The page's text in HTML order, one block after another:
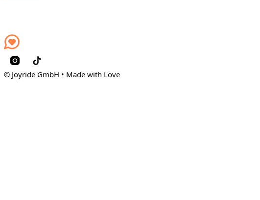
© Joyride GmbH • Made with Love